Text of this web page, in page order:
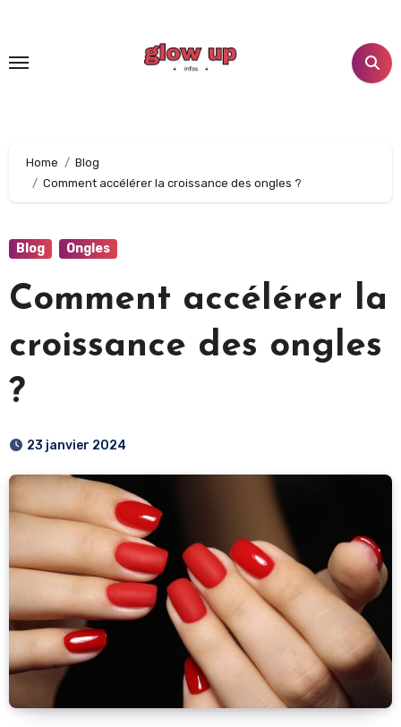
contenu
Home
Blog
Comment accélérer la croissance des ongles ?
Blog Ongles
Comment accélérer la
croissance des ongles
?
23 janvier 2024